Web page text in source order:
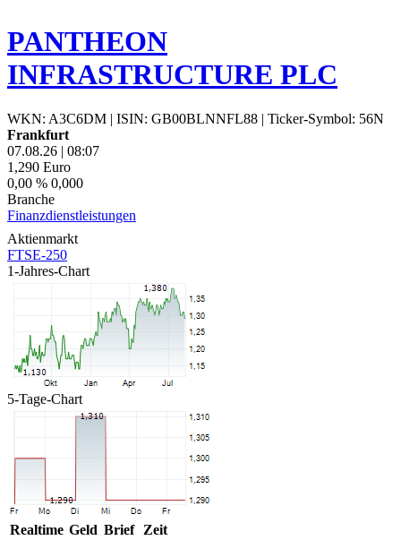
PANTHEON
INFRASTRUCTURE PLC
WKN: A3C6DM | ISIN: GB00BLNNFL88 | Ticker-Symbol: 56N
Frankfurt
07.08.26 | 08:07
1,290 Euro
0,00 % 0,000
Branche
Finanzdienstleistungen
Aktienmarkt
FTSE-250
1-Jahres-Chart
5-Tage-Chart
Realtime Geld Brief
Zeit